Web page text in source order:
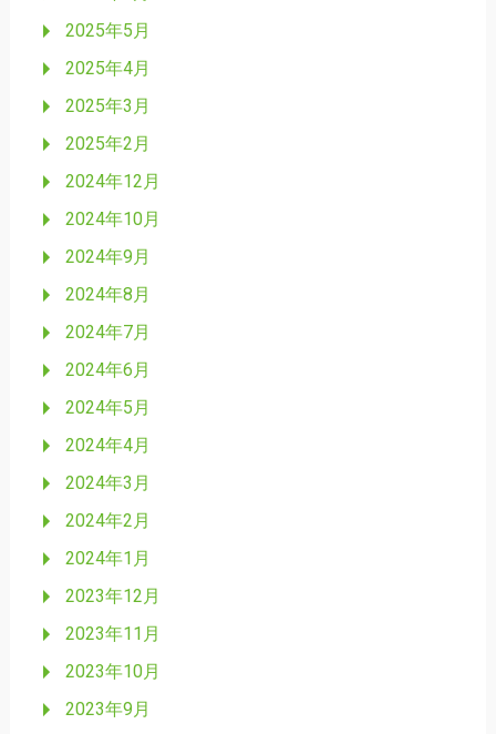
2025年5月
2025年4月
2025年3月
2025年2月
2024年12月
2024年10月
2024年9月
2024年8月
2024年7月
2024年6月
2024年5月
2024年4月
2024年3月
2024年2月
2024年1月
2023年12月
2023年11月
2023年10月
2023年9月